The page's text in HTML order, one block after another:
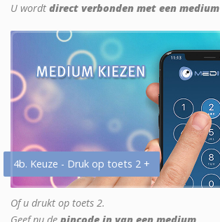
U wordt direct verbonden met een medium
4b. Keuze - Druk op toets 2 +
Of u drukt op toets 2.